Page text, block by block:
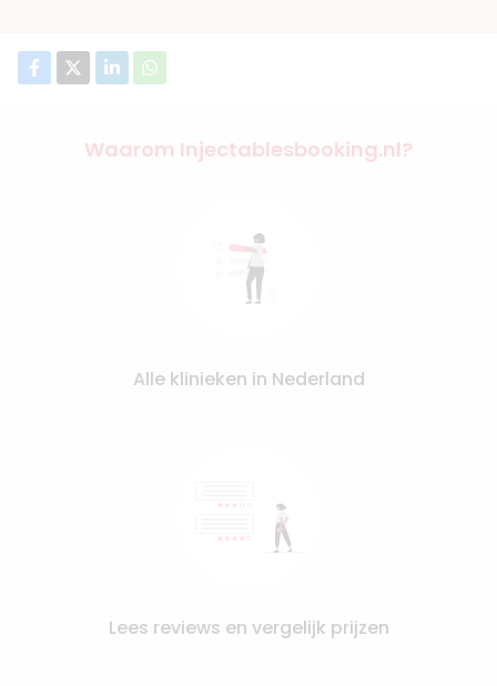
Waarom Injectablesbooking.nl?
Alle klinieken in Nederland
Lees reviews en vergelijk prijzen